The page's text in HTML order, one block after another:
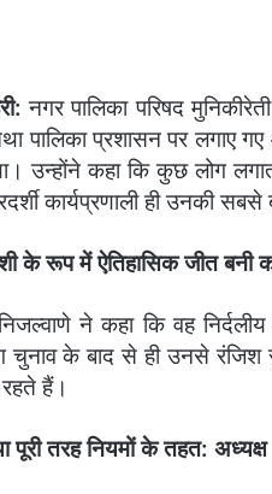
नगर पालिका परिषद
पालिका प्रशासन पर लगाए
उन्होंने कहा कि कुछ लोग
कार्यप्रणाली ही उनकी
के रूप में ऐतिहासिक जीत बनी
ने कहा कि वह
चुनाव के बाद से ही उनसे
हैं।
पूरी तरह नियमों के तहत: अध्यक्ष